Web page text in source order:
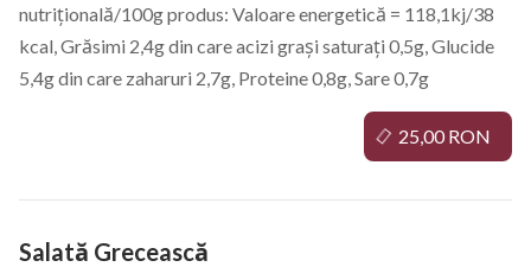
nutrițională/100g produs: Valoare energetică = 118,1kj/38
kcal, Grăsimi 2,4g din care acizi grași saturați 0,5g, Glucide
5,4g din care zaharuri 2,7g, Proteine 0,8g, Sare 0,7g
Salată Grecească